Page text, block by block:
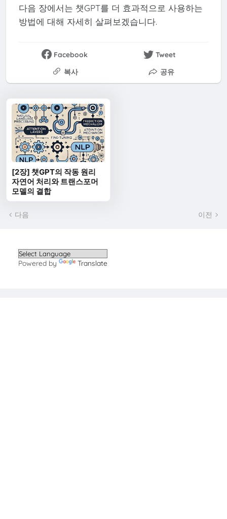
다음 장에서는 챗GPT를 더 효과적으로 사용하는
방법에 대해 자세히 살펴보겠습니다.
Facebook
Tweet
복사
공유
[2장] 챗GPT의 작동 원리
자연어 처리와 트랜스포머
모델의 결합
다음 이전
Powered by Translate